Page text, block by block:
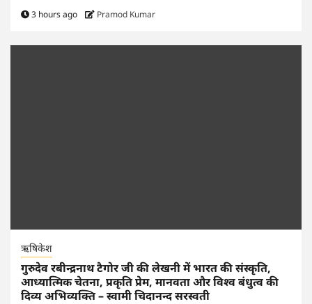
3 hours ago Pramod Kumar
ऋषिकेश
गुरुदेव रबीन्द्रनाथ टैगोर जी की लेखनी में भारत की संस्कृति,
आध्यात्मिक चेतना, प्रकृति प्रेम, मानवता और विश्व बंधुत्व की
दिव्य अभिव्यक्ति – स्वामी चिदानन्द सरस्वती